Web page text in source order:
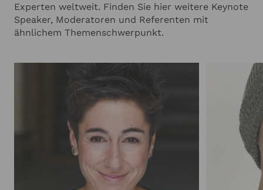
Experten weltweit. Finden Sie hier weitere Keynote
Speaker, Moderatoren und Referenten mit
ähnlichem Themenschwerpunkt.